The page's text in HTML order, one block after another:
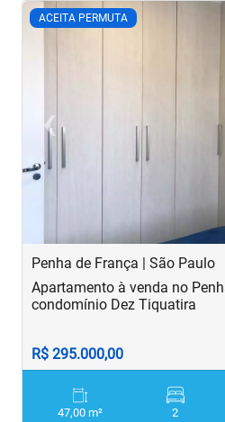
ACEITA PERMUTA
<<<<
‹
Previous
Penha de França | São Paulo
Apartamento à venda no
condomínio Dez Tiquatira
R$ 295.000,00
47,00 m²
2